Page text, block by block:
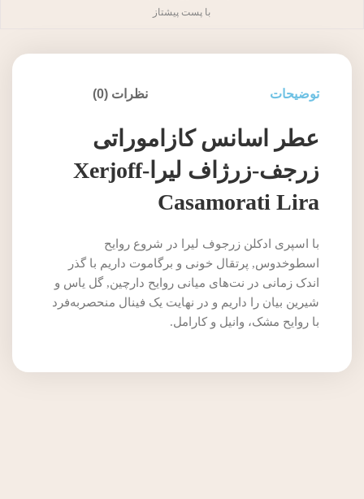
با پست پیشتاز
توضیحات نظرات (0)
عطر اسانس کازاموراتی
زرجف-زرژاف لیرا-Xerjoff
Casamorati Lira
با اسپری ادکلن زرجوف لیرا در شروع روایح
اسطوخدوس, پرتقال خونی و برگاموت داریم با گذر
اندک زمانی در نت‌های میانی روایح دارچین, گل یاس و
شیرین بیان را داریم و در نهایت یک فینال منحصربه‌فرد
با روایح مشک، وانیل و کارامل.